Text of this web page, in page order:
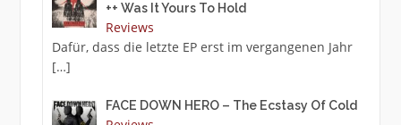
++ Was It Yours To Hold
Reviews
Dafür, dass die letzte EP erst im vergangenen Jahr
[…]
FACE DOWN HERO – The Ecstasy Of Cold